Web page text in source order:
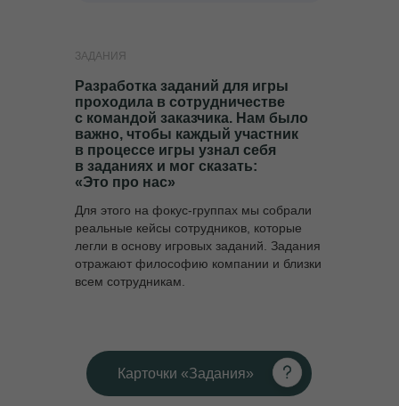
Разработка заданий для игры
проходила в сотрудничестве
с командой заказчика. Нам было
важно, чтобы каждый участник
в процессе игры узнал себя
в заданиях и мог сказать:
«Это про нас»
Для этого на фокус-группах мы собрали
реальные кейсы сотрудников, которые
легли в основу игровых заданий. Задания
отражают философию компании и близки
всем сотрудникам.
ЗАДАНИЯ
Карточки «Задания»